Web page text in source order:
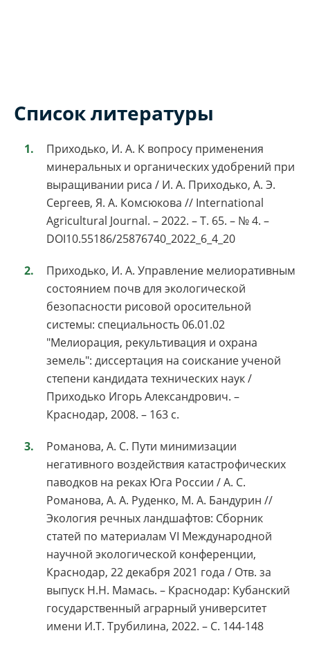
Список литературы
Приходько, И. А. К вопросу применения
минеральных и органических удобрений при
выращивании риса / И. А. Приходько, А. Э.
Сергеев, Я. А. Комсюкова // International
Agricultural Journal. – 2022. – Т. 65. – № 4. –
DOI10.55186/25876740_2022_6_4_20
Приходько, И. А. Управление мелиоративным
состоянием почв для экологической
безопасности рисовой оросительной
системы: специальность 06.01.02
"Мелиорация, рекультивация и охрана
земель": диссертация на соискание ученой
степени кандидата технических наук /
Приходько Игорь Александрович. –
Краснодар, 2008. – 163 с.
Романова, А. С. Пути минимизации
негативного воздействия катастрофических
паводков на реках Юга России / А. С.
Романова, А. А. Руденко, М. А. Бандурин //
Экология речных ландшафтов: Сборник
статей по материалам VI Международной
научной экологической конференции,
Краснодар, 22 декабря 2021 года / Отв. за
выпуск Н.Н. Мамась. – Краснодар: Кубанский
государственный аграрный университет
имени И.Т. Трубилина, 2022. – С. 144-148